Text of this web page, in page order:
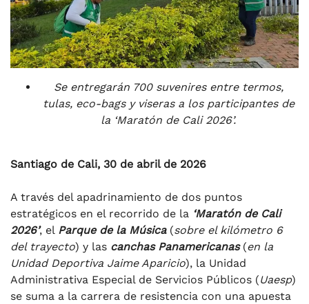
Se entregarán 700 suvenires entre termos,
tulas, eco-bags y viseras a los participantes de
la ‘Maratón de Cali 2026’.
Santiago de Cali, 30 de abril de 2026
A través del apadrinamiento de dos puntos
estratégicos en el recorrido de la ‘Maratón de Cali
2026’, el Parque de la Música (sobre el kilómetro 6
del trayecto) y las canchas Panamericanas(en la
Unidad Deportiva Jaime Aparicio), la Unidad
Administrativa Especial de Servicios Públicos (Uaesp)
se suma a la carrera de resistencia con una apuesta